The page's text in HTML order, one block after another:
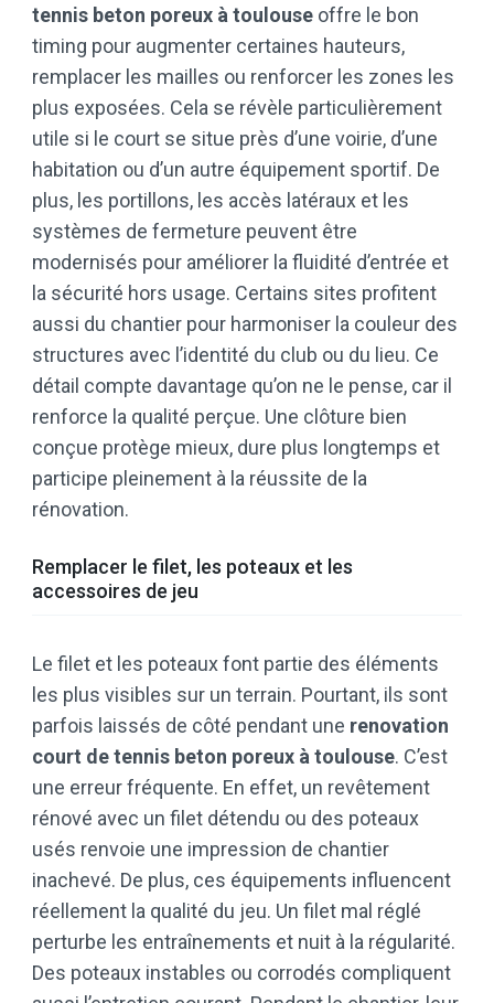
tennis beton poreux à toulouse offre le bon
timing pour augmenter certaines hauteurs,
remplacer les mailles ou renforcer les zones les
plus exposées. Cela se révèle particulièrement
utile si le court se situe près d’une voirie, d’une
habitation ou d’un autre équipement sportif. De
plus, les portillons, les accès latéraux et les
systèmes de fermeture peuvent être
modernisés pour améliorer la fluidité d’entrée et
la sécurité hors usage. Certains sites profitent
aussi du chantier pour harmoniser la couleur des
structures avec l’identité du club ou du lieu. Ce
détail compte davantage qu’on ne le pense, car il
renforce la qualité perçue. Une clôture bien
conçue protège mieux, dure plus longtemps et
participe pleinement à la réussite de la
rénovation.
Remplacer le filet, les poteaux et les
accessoires de jeu
Le filet et les poteaux font partie des éléments
les plus visibles sur un terrain. Pourtant, ils sont
parfois laissés de côté pendant une renovation
court de tennis beton poreux à toulouse. C’est
une erreur fréquente. En effet, un revêtement
rénové avec un filet détendu ou des poteaux
usés renvoie une impression de chantier
inachevé. De plus, ces équipements influencent
réellement la qualité du jeu. Un filet mal réglé
perturbe les entraînements et nuit à la régularité.
Des poteaux instables ou corrodés compliquent